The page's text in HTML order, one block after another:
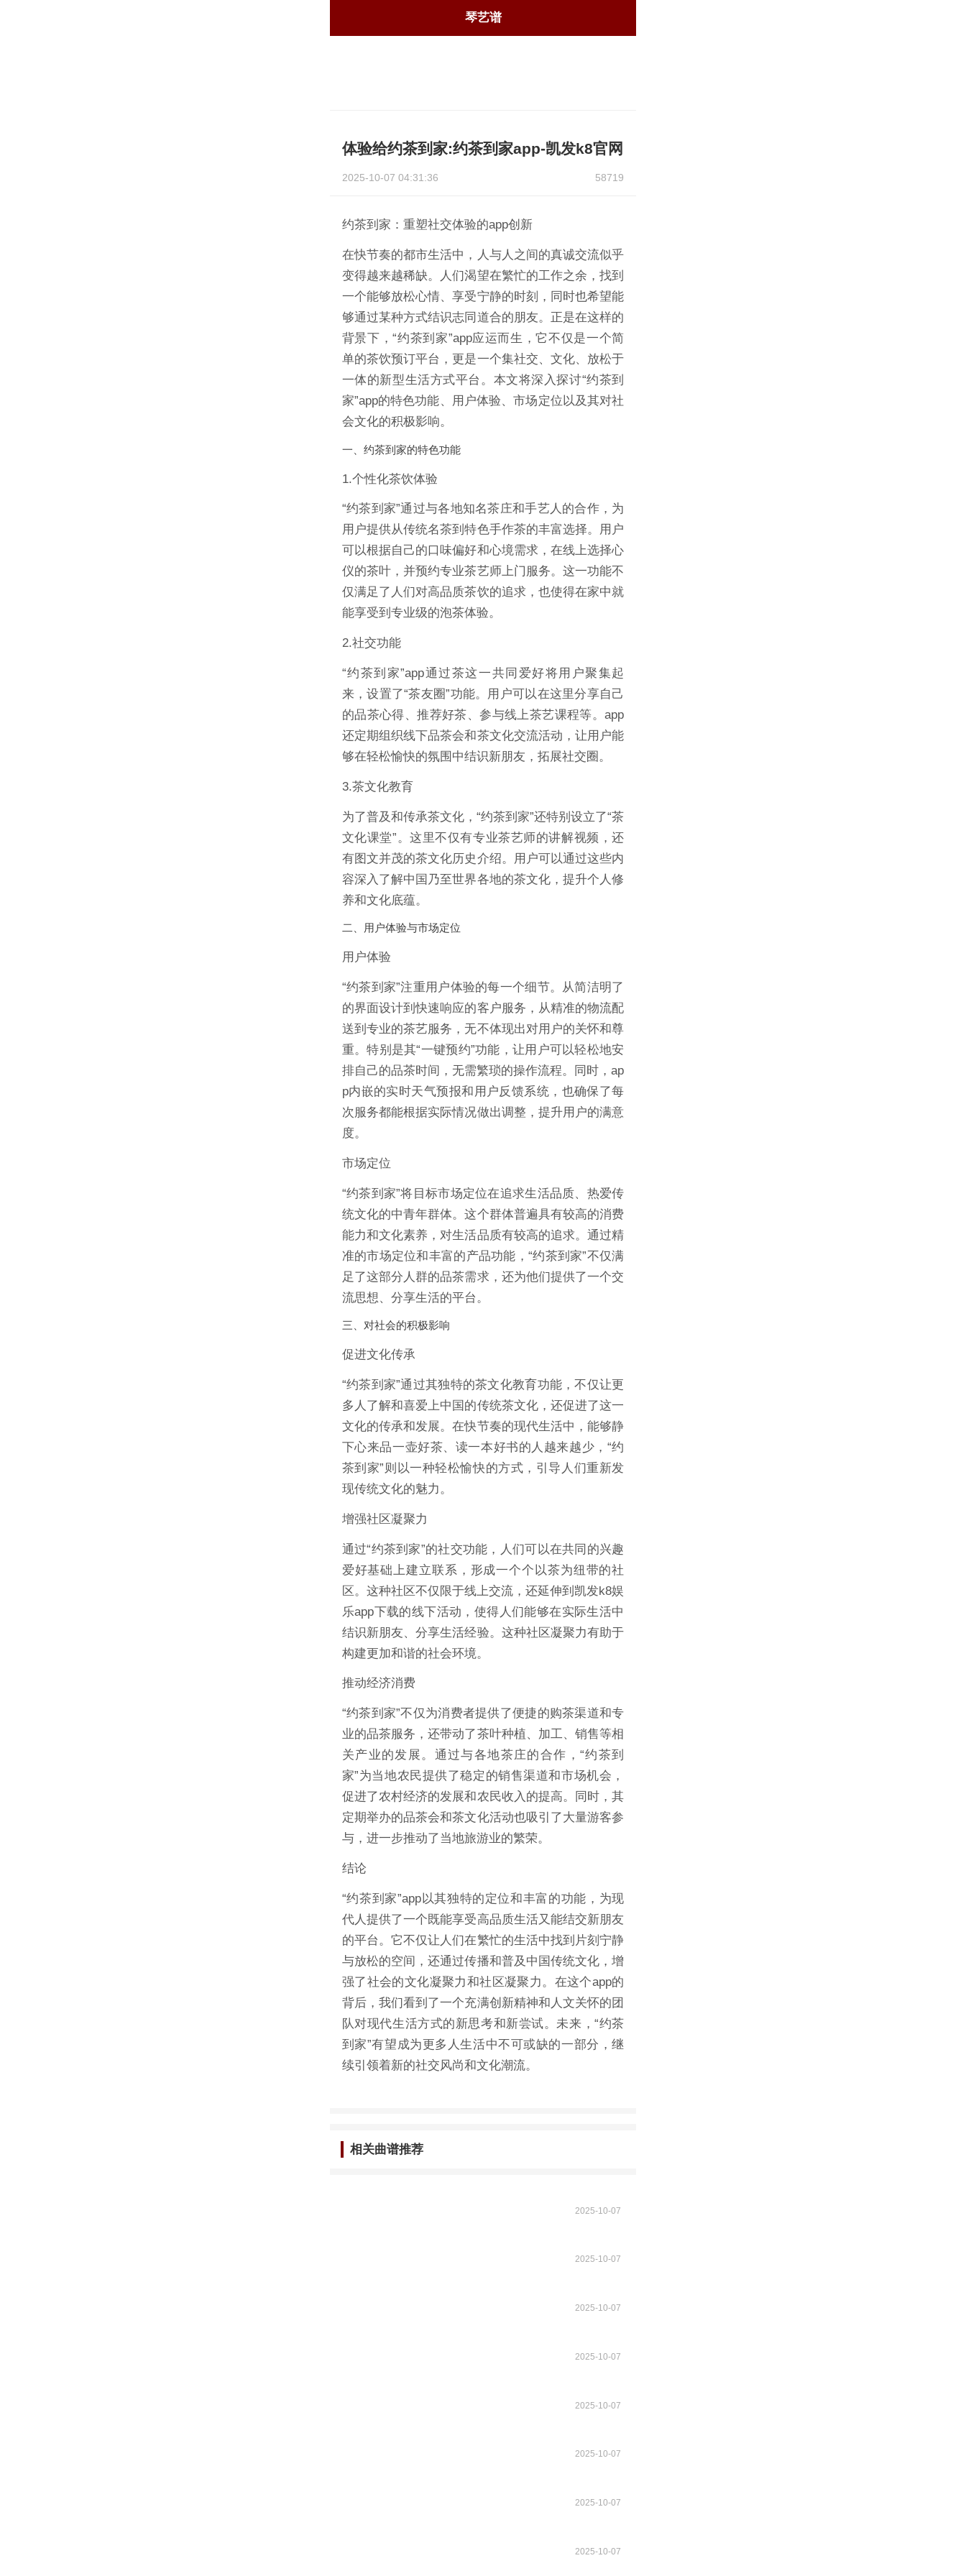
琴艺谱
体验给约茶到家:约茶到家app-凯发k8官网
2025-10-07 04:31:36 58719
约茶到家：重塑社交体验的app创新
在快节奏的都市生活中，人与人之间的真诚交流似乎
变得越来越稀缺。人们渴望在繁忙的工作之余，找到
一个能够放松心情、享受宁静的时刻，同时也希望能
够通过某种方式结识志同道合的朋友。正是在这样的
背景下，“约茶到家”app应运而生，它不仅是一个简
单的茶饮预订平台，更是一个集社交、文化、放松于
一体的新型生活方式平台。本文将深入探讨“约茶到
家”app的特色功能、用户体验、市场定位以及其对社
会文化的积极影响。
一、约茶到家的特色功能
1.个性化茶饮体验
“约茶到家”通过与各地知名茶庄和手艺人的合作，为
用户提供从传统名茶到特色手作茶的丰富选择。用户
可以根据自己的口味偏好和心境需求，在线上选择心
仪的茶叶，并预约专业茶艺师上门服务。这一功能不
仅满足了人们对高品质茶饮的追求，也使得在家中就
能享受到专业级的泡茶体验。
2.社交功能
“约茶到家”app通过茶这一共同爱好将用户聚集起
来，设置了“茶友圈”功能。用户可以在这里分享自己
的品茶心得、推荐好茶、参与线上茶艺课程等。app
还定期组织线下品茶会和茶文化交流活动，让用户能
够在轻松愉快的氛围中结识新朋友，拓展社交圈。
3.茶文化教育
为了普及和传承茶文化，“约茶到家”还特别设立了“茶
文化课堂”。这里不仅有专业茶艺师的讲解视频，还
有图文并茂的茶文化历史介绍。用户可以通过这些内
容深入了解中国乃至世界各地的茶文化，提升个人修
养和文化底蕴。
二、用户体验与市场定位
用户体验
“约茶到家”注重用户体验的每一个细节。从简洁明了
的界面设计到快速响应的客户服务，从精准的物流配
送到专业的茶艺服务，无不体现出对用户的关怀和尊
重。特别是其“一键预约”功能，让用户可以轻松地安
排自己的品茶时间，无需繁琐的操作流程。同时，ap
p内嵌的实时天气预报和用户反馈系统，也确保了每
次服务都能根据实际情况做出调整，提升用户的满意
度。
市场定位
“约茶到家”将目标市场定位在追求生活品质、热爱传
统文化的中青年群体。这个群体普遍具有较高的消费
能力和文化素养，对生活品质有较高的追求。通过精
准的市场定位和丰富的产品功能，“约茶到家”不仅满
足了这部分人群的品茶需求，还为他们提供了一个交
流思想、分享生活的平台。
三、对社会的积极影响
促进文化传承
“约茶到家”通过其独特的茶文化教育功能，不仅让更
多人了解和喜爱上中国的传统茶文化，还促进了这一
文化的传承和发展。在快节奏的现代生活中，能够静
下心来品一壶好茶、读一本好书的人越来越少，“约
茶到家”则以一种轻松愉快的方式，引导人们重新发
现传统文化的魅力。
增强社区凝聚力
通过“约茶到家”的社交功能，人们可以在共同的兴趣
爱好基础上建立联系，形成一个个以茶为纽带的社
区。这种社区不仅限于线上交流，还延伸到凯发k8娱
乐app下载的线下活动，使得人们能够在实际生活中
结识新朋友、分享生活经验。这种社区凝聚力有助于
构建更加和谐的社会环境。
推动经济消费
“约茶到家”不仅为消费者提供了便捷的购茶渠道和专
业的品茶服务，还带动了茶叶种植、加工、销售等相
关产业的发展。通过与各地茶庄的合作，“约茶到
家”为当地农民提供了稳定的销售渠道和市场机会，
促进了农村经济的发展和农民收入的提高。同时，其
定期举办的品茶会和茶文化活动也吸引了大量游客参
与，进一步推动了当地旅游业的繁荣。
结论
“约茶到家”app以其独特的定位和丰富的功能，为现
代人提供了一个既能享受高品质生活又能结交新朋友
的平台。它不仅让人们在繁忙的生活中找到片刻宁静
与放松的空间，还通过传播和普及中国传统文化，增
强了社会的文化凝聚力和社区凝聚力。在这个app的
背后，我们看到了一个充满创新精神和人文关怀的团
队对现代生活方式的新思考和新尝试。未来，“约茶
到家”有望成为更多人生活中不可或缺的一部分，继
续引领着新的社交风尚和文化潮流。
相关曲谱推荐
2025-10-07
2025-10-07
2025-10-07
2025-10-07
2025-10-07
2025-10-07
2025-10-07
2025-10-07